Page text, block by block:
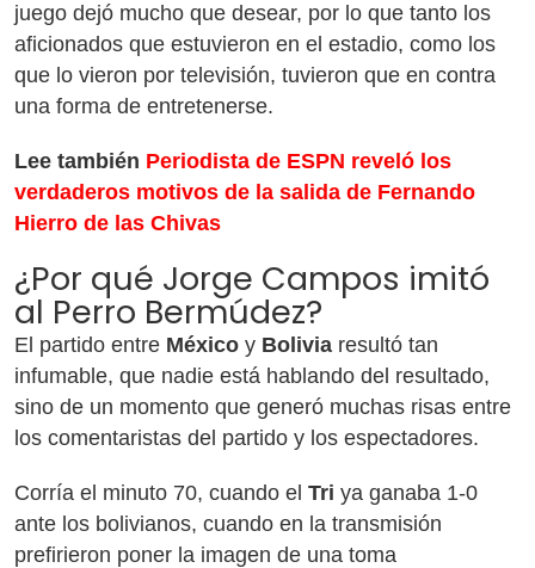
juego dejó mucho que desear, por lo que tanto los
aficionados que estuvieron en el estadio, como los
que lo vieron por televisión, tuvieron que en contra
una forma de entretenerse.
Lee también Periodista de ESPN reveló los
verdaderos motivos de la salida de Fernando
Hierro de las Chivas
¿Por qué Jorge Campos imitó
al Perro Bermúdez?
El partido entre México y Bolivia resultó tan
infumable, que nadie está hablando del resultado,
sino de un momento que generó muchas risas entre
los comentaristas del partido y los espectadores.
Corría el minuto 70, cuando el Tri ya ganaba 1-0
ante los bolivianos, cuando en la transmisión
prefirieron poner la imagen de una toma